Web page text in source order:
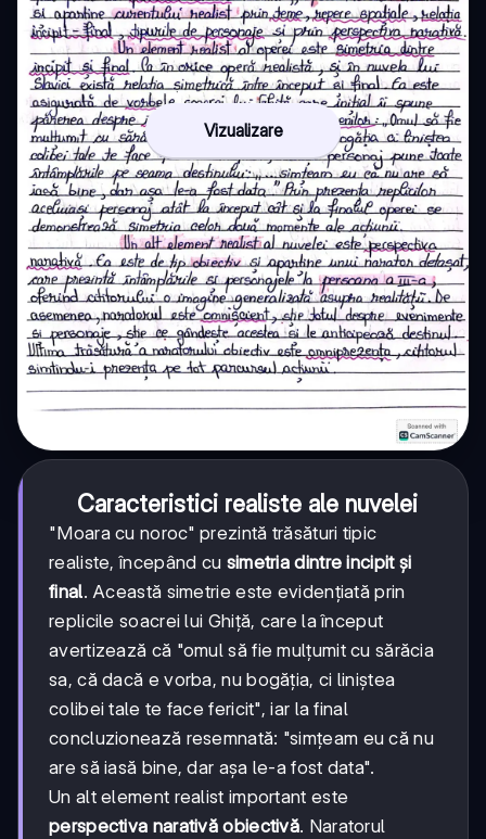
Vizualizare
Caracteristici realiste ale nuvelei
"Moara cu noroc" prezintă trăsături tipic
realiste, începând cu simetria dintre incipit și
final. Această simetrie este evidențiată prin
replicile soacrei lui Ghiță, care la început
avertizează că "omul să fie mulțumit cu sărăcia
sa, că dacă e vorba, nu bogăția, ci liniștea
colibei tale te face fericit", iar la final
concluzionează resemnată: "simțeam eu că nu
are să iasă bine, dar așa le-a fost data".
Un alt element realist important este
perspectiva narativă obiectivă. Naratorul